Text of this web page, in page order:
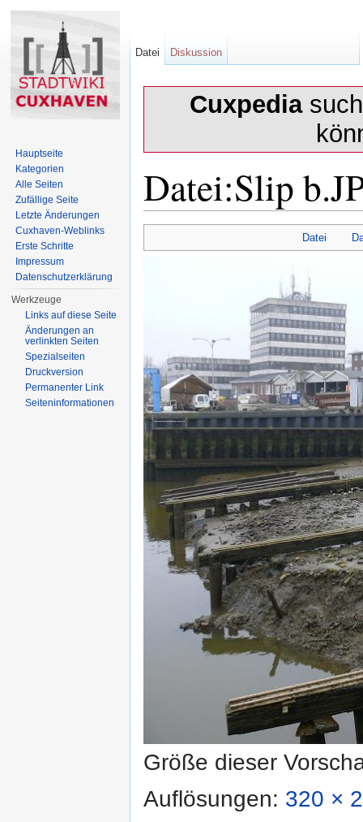
Cuxpedia
Datei:Slip
Datei
Größe dieser
Auflösungen: 320 ×
Datei Diskussion
Hauptseite
Kategorien
Alle Seiten
Zufällige Seite
Letzte Änderungen
Cuxhaven-Weblinks
Erste Schritte
Impressum
Datenschutzerklärung
Werkzeuge
Links auf diese Seite
Änderungen an
verlinkten Seiten
Spezialseiten
Druckversion
Permanenter Link
Seiten­informationen